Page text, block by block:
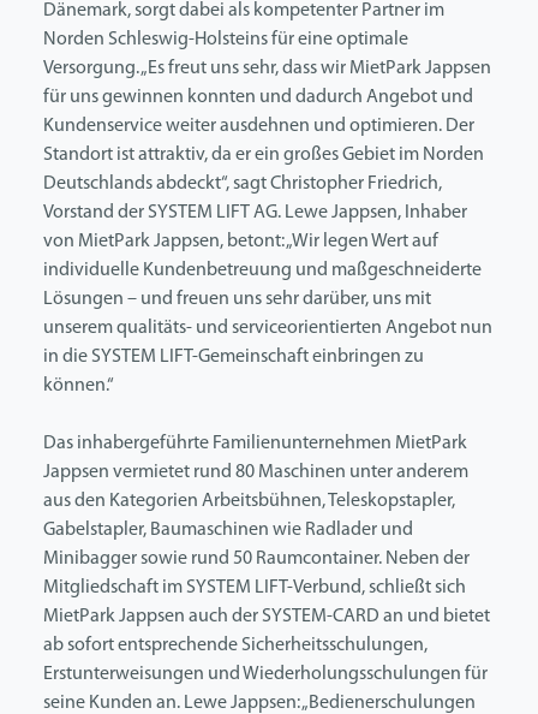
Dänemark, sorgt dabei als kompetenter Partner im
Norden Schleswig-Holsteins für eine optimale
Versorgung. „Es freut uns sehr, dass wir MietPark Jappsen
für uns gewinnen konnten und dadurch Angebot und
Kundenservice weiter ausdehnen und optimieren. Der
Standort ist attraktiv, da er ein großes Gebiet im Norden
Deutschlands abdeckt“, sagt Christopher Friedrich,
Vorstand der SYSTEM LIFT AG. Lewe Jappsen, Inhaber
von MietPark Jappsen, betont: „Wir legen Wert auf
individuelle Kundenbetreuung und maßgeschneiderte
Lösungen – und freuen uns sehr darüber, uns mit
unserem qualitäts- und serviceorientierten Angebot nun
in die SYSTEM LIFT-Gemeinschaft einbringen zu
können.“
Das inhabergeführte Familienunternehmen MietPark
Jappsen vermietet rund 80 Maschinen unter anderem
aus den Kategorien Arbeitsbühnen, Teleskopstapler,
Gabelstapler, Baumaschinen wie Radlader und
Minibagger sowie rund 50 Raumcontainer. Neben der
Mitgliedschaft im SYSTEM LIFT-Verbund, schließt sich
MietPark Jappsen auch der SYSTEM-CARD an und bietet
ab sofort entsprechende Sicherheitsschulungen,
Erstunterweisungen und Wiederholungsschulungen für
seine Kunden an. Lewe Jappsen: „Bedienerschulungen